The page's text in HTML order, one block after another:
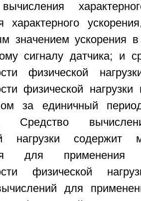
характерного
значением ускорения
сигналу датчика; и
физической
физической
за единичный
Средство
нагрузки содержит
для применения
физической
для